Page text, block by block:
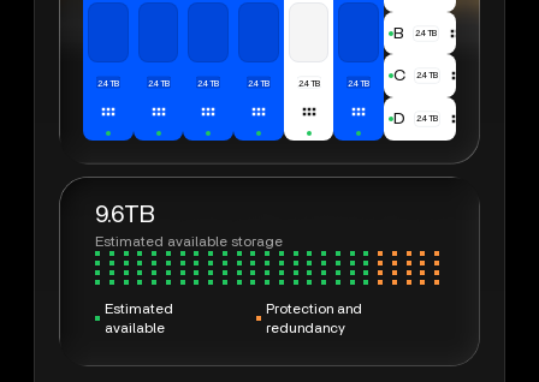
2.4TB 2.4TB 2.4TB 2.4TB 2.4TB 2.4TB
B 2.4TB
C 2.4TB
D 2.4TB
9.6TB
Estimated available storage
Estimated
available
Protection and
redundancy